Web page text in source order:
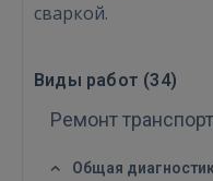
сваркой.
Виды работ (34)
Ремонт
Общая